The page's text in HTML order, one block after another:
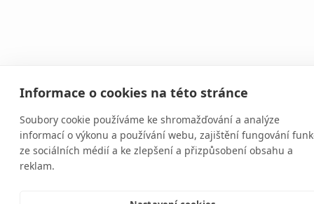
Informace o cookies na této stránce
Soubory cookie používáme ke shromažďování a analýze
informací o výkonu a používání webu, zajištění fungování
ze sociálních médií a ke zlepšení a přizpůsobení obsahu a
reklam.